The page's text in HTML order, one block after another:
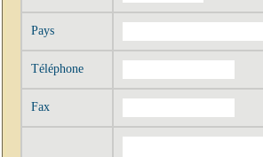
Pays
Téléphone
Fax